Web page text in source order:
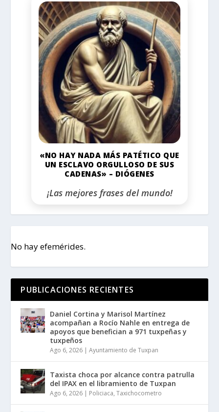
«NO HAY NADA MÁS PATÉTICO QUE
UN ESCLAVO ORGULLOSO DE SUS
CADENAS» – DIÓGENES
¡Las mejores frases del mundo!
No hay efemérides.
PUBLICACIONES RECIENTES
Daniel Cortina y Marisol Martínez
acompañan a Rocío Nahle en entrega de
apoyos que benefician a 971 tuxpeñas y
tuxpeños
Ago 6, 2026 |Ayuntamiento de Tuxpan
Taxista choca por alcance contra patrulla
del IPAX en el libramiento de Tuxpan
Ago 6, 2026 | Policiaca,Taxichocometro